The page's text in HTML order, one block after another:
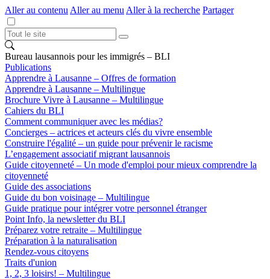
Aller au contenu Aller au menu Aller à la recherche Partager
Bureau lausannois pour les immigrés – BLI
Publications
Apprendre à Lausanne – Offres de formation
Apprendre à Lausanne – Multilingue
Brochure Vivre à Lausanne – Multilingue
Cahiers du BLI
Comment communiquer avec les médias?
Concierges – actrices et acteurs clés du vivre ensemble
Construire l'égalité – un guide pour prévenir le racisme
L’engagement associatif migrant lausannois
Guide citoyenneté – Un mode d'emploi pour mieux comprendre la
citoyenneté
Guide des associations
Guide du bon voisinage – Multilingue
Guide pratique pour intégrer votre personnel étranger
Point Info, la newsletter du BLI
Préparez votre retraite – Multilingue
Préparation à la naturalisation
Rendez-vous citoyens
Traits d'union
1, 2, 3 loisirs! – Multilingue